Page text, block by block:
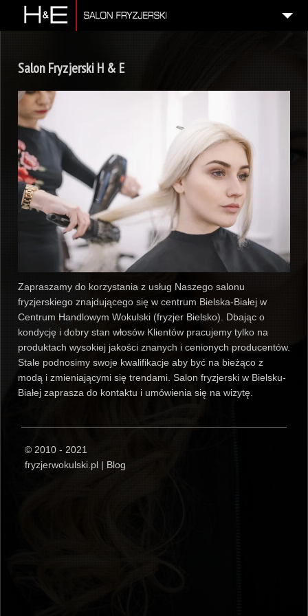
OFERTA I CENNIK
OPINIE
KONTAKT
Salon Fryzjerski H & E
Zapraszamy do korzystania z usług Naszego salonu
fryzjerskiego znajdującego się w centrum Bielska-Białej w
Centrum Handlowym Wokulski (fryzjer Bielsko). Dbając o
kondycję i dobry stan włosów Klientów pracujemy tylko na
produktach wysokiej jakości znanych i cenionych producentów.
Stale podnosimy swoje kwalifikacje aby być na bieżąco z
modą i zmieniającymi się trendami. Salon fryzjerski w Bielsku-
Białej zaprasza do kontaktu i umówienia się na wizytę.
© 2010 - 2021
fryzjerwokulski.pl | Blog